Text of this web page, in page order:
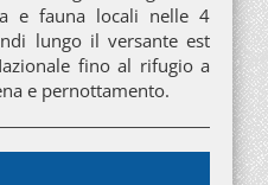
e fauna locali nelle 4
lungo il versante est
fino al rifugio a
e pernottamento.